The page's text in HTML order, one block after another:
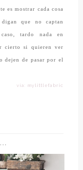
es mostrar cada cosa
que no captan
tardo nada en
cierto si quieren ver
dejen de pasar por el
vía: mylittlefabric